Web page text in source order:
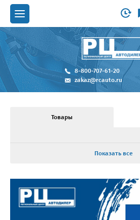
8-800-707-61-20
zakaz@rcauto.ru
Товары
Показать все